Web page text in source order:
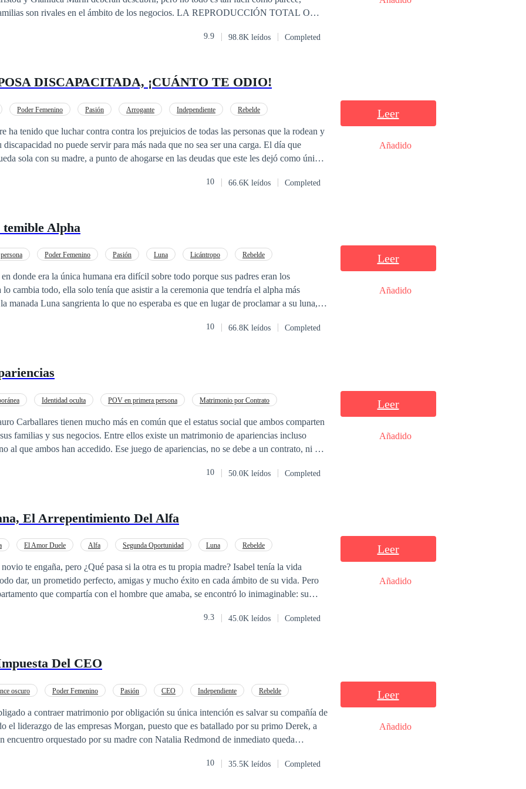
son rivales en el ámbito de los negocios. LA REPRODUCCIÓN TOTAL O
9.9 98.8K leídos Completed
DISCAPACITADA, ¡CUÁNTO TE ODIO!
Poder Femenino Pasión Arrogante Independiente
Rebelde
ha tenido que luchar contra contra los prejuicios de todas las personas que la rodean y
no puede servir para más nada que no sea ser una carga. El día que
sola con su madre, a punto de ahogarse en las deudas que este les dejó como única
del cementerio la realidad la golpea con más
está dispuesto a saldar la deuda… siempre y cuando Harper acepte un matrimonio
perder su libertad. Arrancada de la ciudad y llevada al desierto, pronto descubrirá
tendrá que enfrentarse a un matrimonio que no desea tener, a un hombre que la
humilla por su discapacidad, y a un contrato que le exige algo más grande que su
10 66.6K leídos Completed
Leer
Añadido
Alpha
Poder Femenino Pasión Luna Licántropo
Rebelde
donde era la única humana era difícil sobre todo porque sus padres eran los
manada Luna sangrienta lo que no esperaba es que en lugar de proclamar a su luna, el
sobre todo la guerra y el amor harán salir su lado lobuno. Personas del pasado
10 66.8K leídos Completed
Leer
Añadido
Identidad oculta POV en primera persona
Matrimonio por Contrato
Carballares tienen mucho más en común que el estatus social que ambos comparten
familias y sus negocios. Entre ellos existe un matrimonio de apariencias incluso
al que ambos han accedido. Ese juego de apariencias, no se debe a un contrato, ni a
lo superficial que los rodea en su mundo, y eso los llevara a recorrer un camino
10 50.0K leídos Completed
Leer
Añadido
El Arrepentimiento Del Alfa
El Amor Duele Alfa Segunda Oportunidad Luna Rebelde
engaña, pero ¿Qué pasa si la otra es tu propia madre? Isabel tenía la vida
dar, un prometido perfecto, amigas y mucho éxito en cada ámbito de su vida. Pero
que compartía con el hombre que amaba, se encontró lo inimaginable: su
lluviosa y llena de agonía para Isabel, llega un hombre desconocido que no solo la
las pintan?
9.3 45.0K leídos Completed
Leer
Añadido
Del CEO
oscuro Poder Femenino Pasión CEO Independiente
Rebelde
a contraer matrimonio por obligación su única intención es salvar su compañía de
el liderazgo de las empresas Morgan, puesto que es batallado por su primo Derek, a
encuentro orquestado por su madre con Natalia Redmond de inmediato queda
cuyo carácter obstinado se convierte en la horma de su zapato, lo que ignora Jacob
10 35.5K leídos Completed
Leer
Añadido